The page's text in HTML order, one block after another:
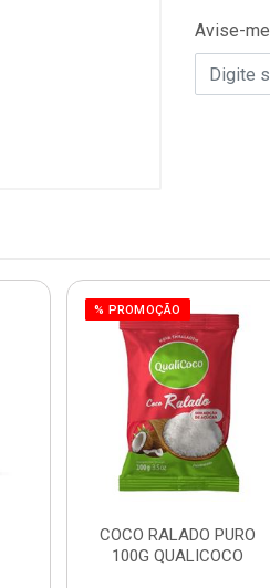
Avise-
% PROMOÇÃO
COCO RALADO PURO
100G QUALICOCO